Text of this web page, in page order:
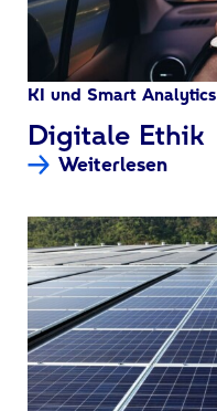
KI und Smart Analytics
:Digitale Ethik
Weiterlesen